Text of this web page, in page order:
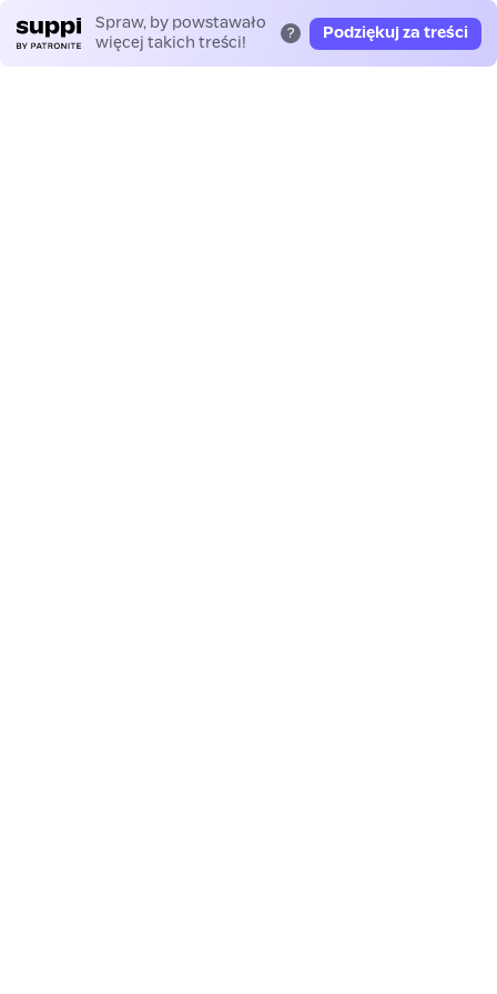
Spraw, by powstawało
więcej takich treści!
? Podziękuj za treści